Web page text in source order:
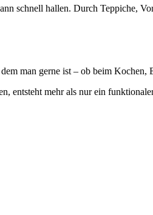
schnell hallen. Durch Teppiche,
man gerne ist – ob beim
entsteht mehr als nur ein